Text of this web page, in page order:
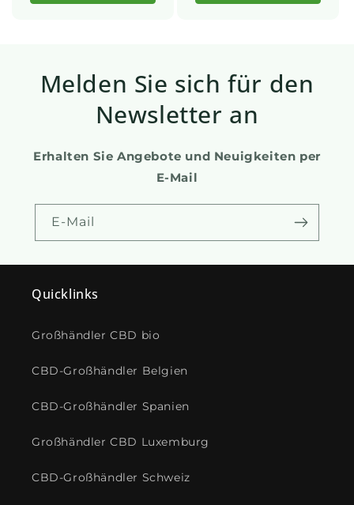
Melden Sie sich für den
Newsletter an
Erhalten Sie Angebote und Neuigkeiten per
E-Mail
E-Mail
Quicklinks
Großhändler CBD bio
CBD-Großhändler Belgien
CBD-Großhändler Spanien
Großhändler CBD Luxemburg
CBD-Großhändler Schweiz